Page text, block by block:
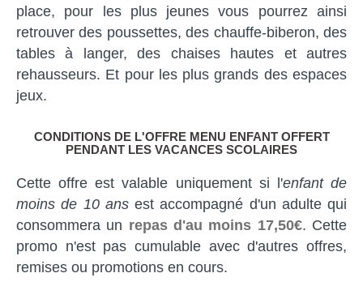
place, pour les plus jeunes vous pourrez ainsi
retrouver des poussettes, des chauffe-biberon, des
tables à langer, des chaises hautes et autres
rehausseurs. Et pour les plus grands des espaces
jeux.
CONDITIONS DE L'OFFRE MENU ENFANT OFFERT
PENDANT LES VACANCES SCOLAIRES
Cette offre est valable uniquement si l'enfant de
moins de 10 ansest accompagné d'un adulte qui
consommera un repas d'au moins 17,50€. Cette
promo n'est pas cumulable avec d'autres offres,
remises ou promotions en cours.